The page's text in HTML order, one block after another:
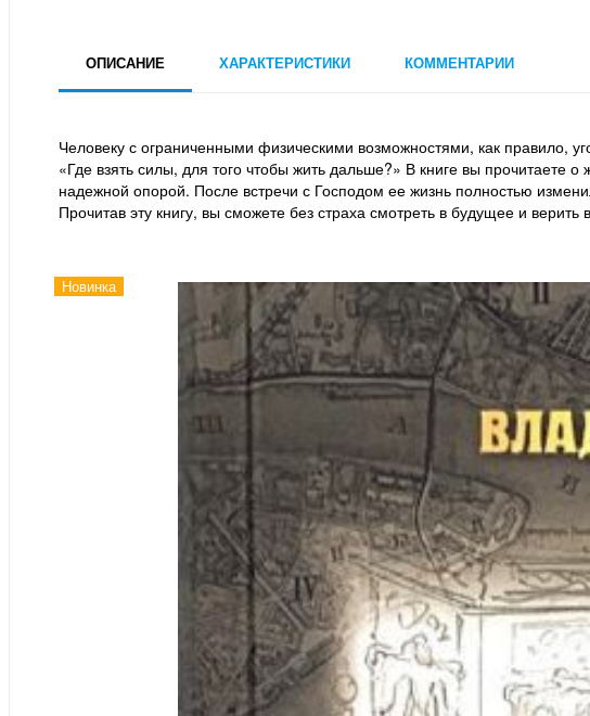
ОПИСАНИЕ ХАРАКТЕРИСТИКИ КОММЕНТАРИИ
Человеку с ограниченными физическими возможностями, как правило,
«Где взять силы, для того чтобы жить дальше?» В книге вы прочитаете
надежной опорой. После встречи с Господом ее жизнь полностью
Прочитав эту книгу, вы сможете без страха смотреть в будущее и верить
Новинка